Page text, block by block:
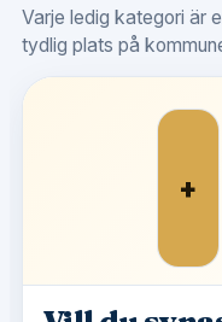
Varje ledig kategori är
tydlig plats på
+